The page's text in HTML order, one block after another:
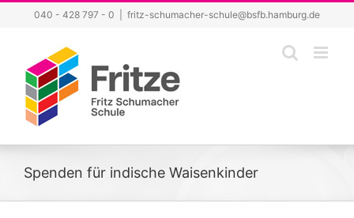
springen
040 - 428 797 - 0 fritz-schumacher-schule@bsfb.hamburg.de
Spenden für indische Waisenkinder